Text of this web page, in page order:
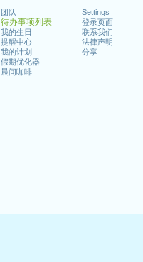
团队
待办事项列表
我的生日
提醒中心
我的计划
假期优化器
晨间咖啡
Settings
登录页面
联系我们
法律声明
分享